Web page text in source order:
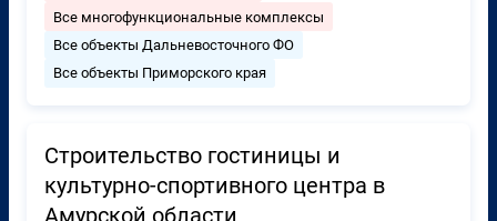
Все многофункциональные комплексы
Все объекты Дальневосточного ФО
Все объекты Приморского края
Строительство гостиницы и
культурно-спортивного центра в
Амурской области